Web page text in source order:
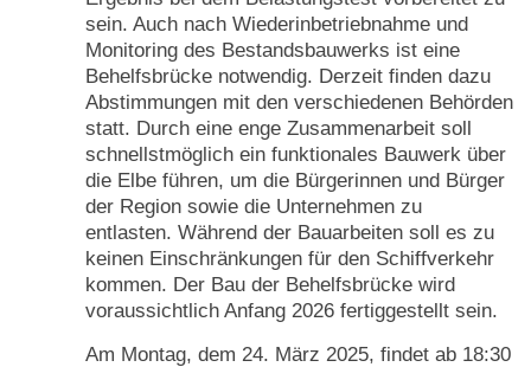
sein. Auch nach Wiederinbetriebnahme und
Monitoring des Bestandsbauwerks ist eine
Behelfsbrücke notwendig. Derzeit finden dazu
Abstimmungen mit den verschiedenen Behörden
statt. Durch eine enge Zusammenarbeit soll
schnellstmöglich ein funktionales Bauwerk über
die Elbe führen, um die Bürgerinnen und Bürger
der Region sowie die Unternehmen zu
entlasten. Während der Bauarbeiten soll es zu
keinen Einschränkungen für den Schiffverkehr
kommen. Der Bau der Behelfsbrücke wird
voraussichtlich Anfang 2026 fertiggestellt sein.
Am Montag, dem 24. März 2025, findet ab 18:30